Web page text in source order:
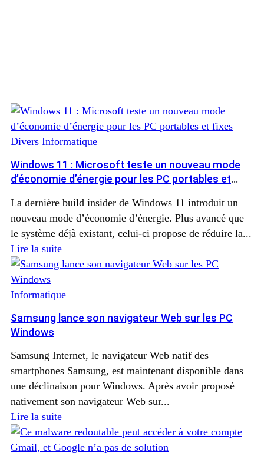
Divers Informatique
Windows 11 : Microsoft teste un nouveau mode
d’économie d’énergie pour les PC portables et
La dernière build insider de Windows 11 introduit un
nouveau mode d’économie d’énergie. Plus avancé que
le système déjà existant, celui-ci propose de réduire la...
Lire la suite
Informatique
Samsung lance son navigateur Web sur les PC
Windows
Samsung Internet, le navigateur Web natif des
smartphones Samsung, est maintenant disponible dans
une déclinaison pour Windows. Après avoir proposé
nativement son navigateur Web sur...
Lire la suite